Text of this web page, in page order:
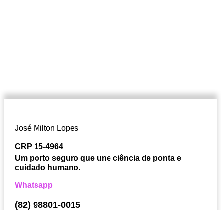
José Milton Lopes​
CRP 15-4964
Um porto seguro que une ciência de ponta e
cuidado humano.
Whatsapp
(82) 98801-0015